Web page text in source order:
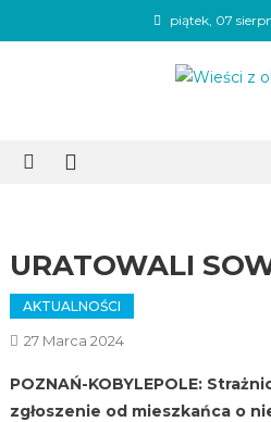
to
piątek, 07
URATOWALI
AKTUALNOŚCI
27 Marca 2024
POZNAŃ-KOBYLEPOLE:
zgłoszenie od mieszkańca o